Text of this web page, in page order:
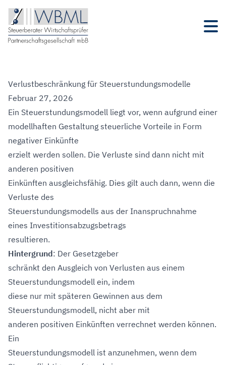
Verlustbeschränkung für Steuerstundungsmodelle
Februar 27, 2026
Ein Steuerstundungsmodell liegt vor, wenn aufgrund einer
modellhaften Gestaltung steuerliche Vorteile in Form
negativer Einkünfte
erzielt werden sollen. Die Verluste sind dann nicht mit
anderen positiven
Einkünften ausgleichsfähig. Dies gilt auch dann, wenn die
Verluste des
Steuerstundungsmodells aus der Inanspruchnahme
eines Investitionsabzugsbetrags
resultieren.
Hintergrund: Der Gesetzgeber
schränkt den Ausgleich von Verlusten aus einem
Steuerstundungsmodell ein, indem
diese nur mit späteren Gewinnen aus dem
Steuerstundungsmodell, nicht aber mit
anderen positiven Einkünften verrechnet werden können.
Ein
Steuerstundungsmodell ist anzunehmen, wenn dem